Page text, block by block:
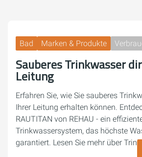
Bad Marken & Produkte
Sauberes Trinkwasser
Leitung
Erfahren Sie, wie Sie sauberes
Ihrer Leitung erhalten können.
RAUTITAN von REHAU - ein
Trinkwassersystem, das höchste
garantiert. Lesen Sie mehr über